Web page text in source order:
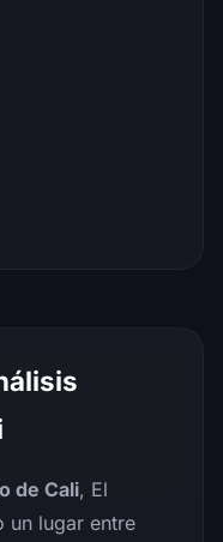
de Cali, El
un lugar entre